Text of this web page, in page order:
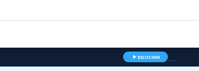
ESCUCHAR